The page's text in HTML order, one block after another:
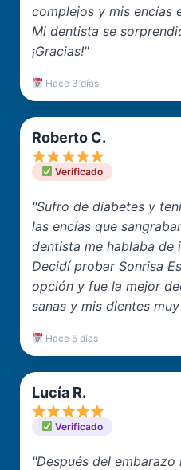
complejos y mis encías
Mi dentista se
¡Gracias!"
Hace 3 días
Roberto C.
Verificado
"Sufro de diabetes y
las encías que
dentista me hablaba de
Decidí probar Sonrisa
opción y fue la mejor
sanas y mis dientes
Hace 5 días
Lucía R.
Verificado
"Después del embarazo